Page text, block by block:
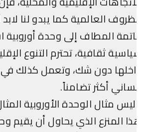
العالمية كما يبدو لنا لابد
المطاف إلى وحدة أوروبية
ثقافية، تحترم التنوع
دون شك، وتعمل كذلك في
أكثر تضامناً.
مثال الوحدة الأوروبية المثال
المنزع الذي يحاول أن يقيم وحدة